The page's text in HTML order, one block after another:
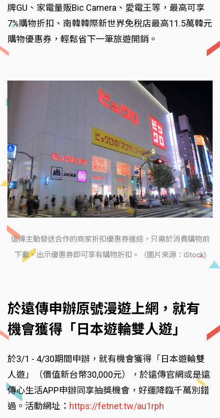
牌GU、家電量販Bic Camera、愛電王等，最高可享
7%購物折扣、南韓韓際新世界免稅店最高11.5萬韓元
購物優惠券，輕鬆省下一筆旅遊開銷。
遠傳主動發送合作的商家折扣優惠券連結，只需於消費購物前
下載、出示優惠券即可享有購物折扣。（圖片來源：iStock)
於遠傳申辦原號漫遊上網，就有
機會獲得「日本遊輪雙人遊」
於3/1 - 4/30期間申辦，就有機會獲得「日本遊輪雙
人遊」（價值新台幣30,000元），於遠傳官網或是遠
傳心生活APP申辦同享抽獎機會，好運降臨千萬別錯
過。活動網址： https://fetnet.tw/au1rph